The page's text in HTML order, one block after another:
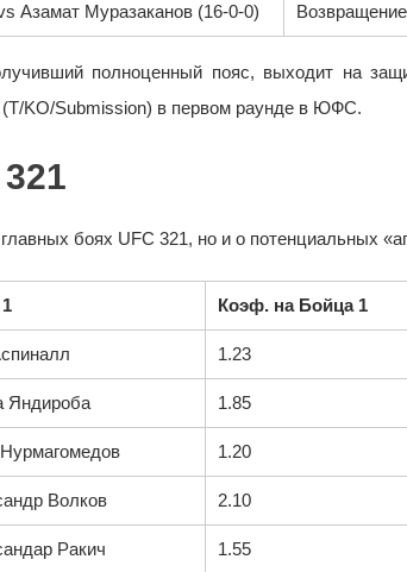
Азамат Муразаканов (16-0-0)
полноценный пояс, выходит на
KO/Submission) в первом раунде в ЮФС.
боях UFC 321, но и о потенциальных
Коэф. на Бойца 1
1.23
Яндироба 1.85
1.20
Волков 2.10
Ракич 1.55